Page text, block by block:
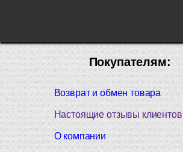
Покупателям:
Возврат и обмен товара
Настоящие отзывы клиентов
О компании